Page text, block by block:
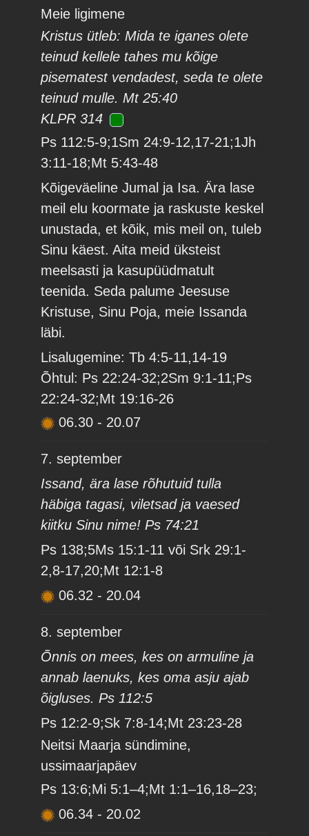
Meie ligimene
Kristus ütleb: Mida te iganes olete
teinud kellele tahes mu kõige
pisematest vendadest, seda te olete
teinud mulle. Mt 25:40
KLPR 314
Ps 112:5-9;1Sm 24:9-12,17-21;1Jh
3:11-18;Mt 5:43-48
Kõigeväeline Jumal ja Isa. Ära lase
meil elu koormate ja raskuste keskel
unustada, et kõik, mis meil on, tuleb
Sinu käest. Aita meid üksteist
meelsasti ja kasupüüdmatult
teenida. Seda palume Jeesuse
Kristuse, Sinu Poja, meie Issanda
läbi.
Lisalugemine: Tb 4:5-11,14-19
Õhtul: Ps 22:24-32;2Sm 9:1-11;Ps
22:24-32;Mt 19:16-26
06.30 - 20.07
7. september
Issand, ära lase rõhutuid tulla
häbiga tagasi, viletsad ja vaesed
kiitku Sinu nime! Ps 74:21
Ps 138;5Ms 15:1-11 või Srk 29:1-
2,8-17,20;Mt 12:1-8
06.32 - 20.04
8. september
Õnnis on mees, kes on armuline ja
annab laenuks, kes oma asju ajab
õigluses. Ps 112:5
Ps 12:2-9;Sk 7:8-14;Mt 23:23-28
Neitsi Maarja sündimine,
ussimaarjapäev
Ps 13:6;Mi 5:1–4;Mt 1:1–16,18–23;
06.34 - 20.02